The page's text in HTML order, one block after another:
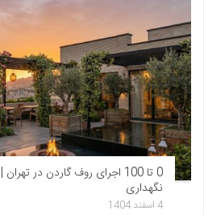
0 تا 100 اجرای روف گاردن در
نگهداری
4 اسفند 1404